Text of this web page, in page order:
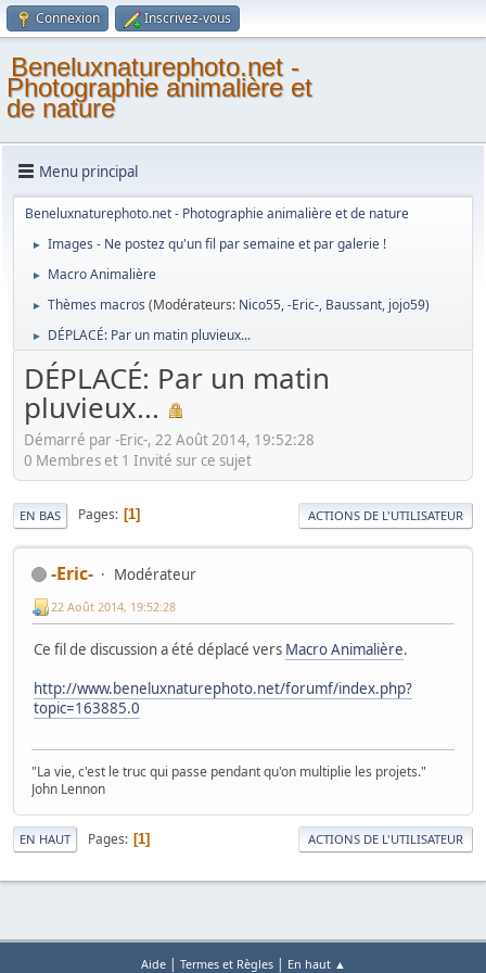
Connexion Inscrivez-vous
Beneluxnaturephoto.net -
Photographie animalière et
de nature
Menu principal
Beneluxnaturephoto.net - Photographie animalière et de nature
► Images - Ne postez qu'un fil par semaine et par galerie !
► Macro Animalière
► Thèmes macros (Modérateurs: Nico55,-Eric-, Baussant, jojo59)
► DÉPLACÉ: Par un matin pluvieux...
DÉPLACÉ: Par un matin
pluvieux...
Démarré par -Eric-, 22 Août 2014, 19:52:28
0 Membres et 1 Invité sur ce sujet
EN BAS Pages 1 ACTIONS DE L'UTILISATEUR
-Eric- Modérateur
22 Août 2014, 19:52:28
Ce fil de discussion a été déplacé vers Macro Animalière.
http://www.beneluxnaturephoto.net/forumf/index.php?
topic=163885.0
"La vie, c'est le truc qui passe pendant qu'on multiplie les projets."
John Lennon
EN HAUT Pages 1 ACTIONS DE L'UTILISATEUR
Aide| Termes et Règles| En haut ▲